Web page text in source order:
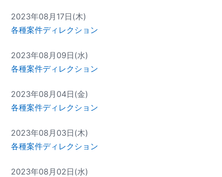
2023年08月17日(木)
各種案件ディレクション
2023年08月09日(水)
各種案件ディレクション
2023年08月04日(金)
各種案件ディレクション
2023年08月03日(木)
各種案件ディレクション
2023年08月02日(水)